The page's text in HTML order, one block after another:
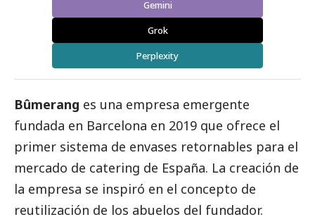
Gemini
Grok
Perplexity
Bûmerang es una empresa emergente
fundada en Barcelona en 2019 que ofrece el
primer sistema de envases retornables para el
mercado de catering de España. La creación de
la empresa se inspiró en el concepto de
reutilización de los abuelos del fundador.